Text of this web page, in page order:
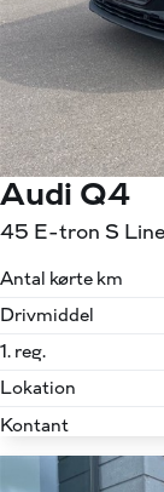
Audi Q4
45 E-tron S
Antal kørte km
Drivmiddel
1. reg.
Lokation
Kontant